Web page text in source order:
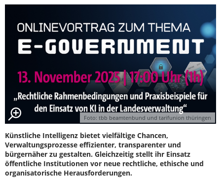
Foto: tbb beamtenbund und tarifunion thüringen
Künstliche Intelligenz bietet vielfältige Chancen,
Verwaltungsprozesse effizienter, transparenter und
bürgernäher zu gestalten. Gleichzeitig stellt ihr Einsatz
öffentliche Institutionen vor neue rechtliche, ethische und
organisatorische Herausforderungen.